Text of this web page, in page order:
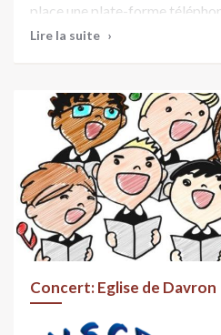
place une plate-forme
Elle est opérationnelle depuis
N° 08 05 69 14 02
adresse mail :
Lire la suite
Concert: Eglise de Davron